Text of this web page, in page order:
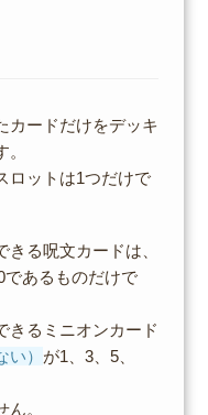
カードだけをデッキ
ロットは1つだけで
る呪文カードは、
であるものだけで
きるミニオンカード
） が1、3、5、
。